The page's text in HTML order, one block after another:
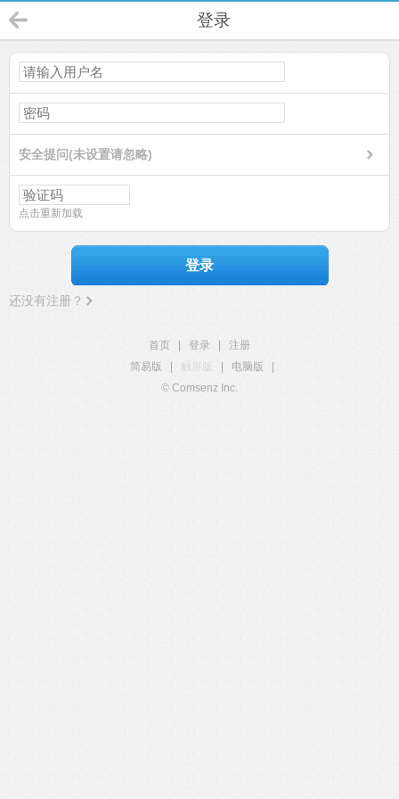
登录
安全提问(未设置请忽略)
点击重新加载
登录
还没有注册？
首页 登录
注册
简易版
触屏版 电脑版
© Comsenz Inc.